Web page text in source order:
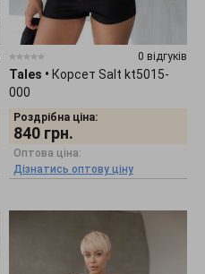
0 відгуків
Tales • Корсет Salt kt5015-
000
Роздрібна ціна:
840 грн.
Оптова ціна:
Дізнатись оптову ціну